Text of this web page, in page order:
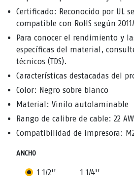
Certificado: Reconocido por UL
compatible con RoHS según 2011/
Para conocer el rendimiento y
específicas del material,
técnicos (TDS).
Características destacadas del
Color: Negro sobre blanco
Material: Vinilo autolaminable
Rango de calibre de cable: 22
Compatibilidad de impresora:
ANCHO
1 1/2'' 1 1/4''